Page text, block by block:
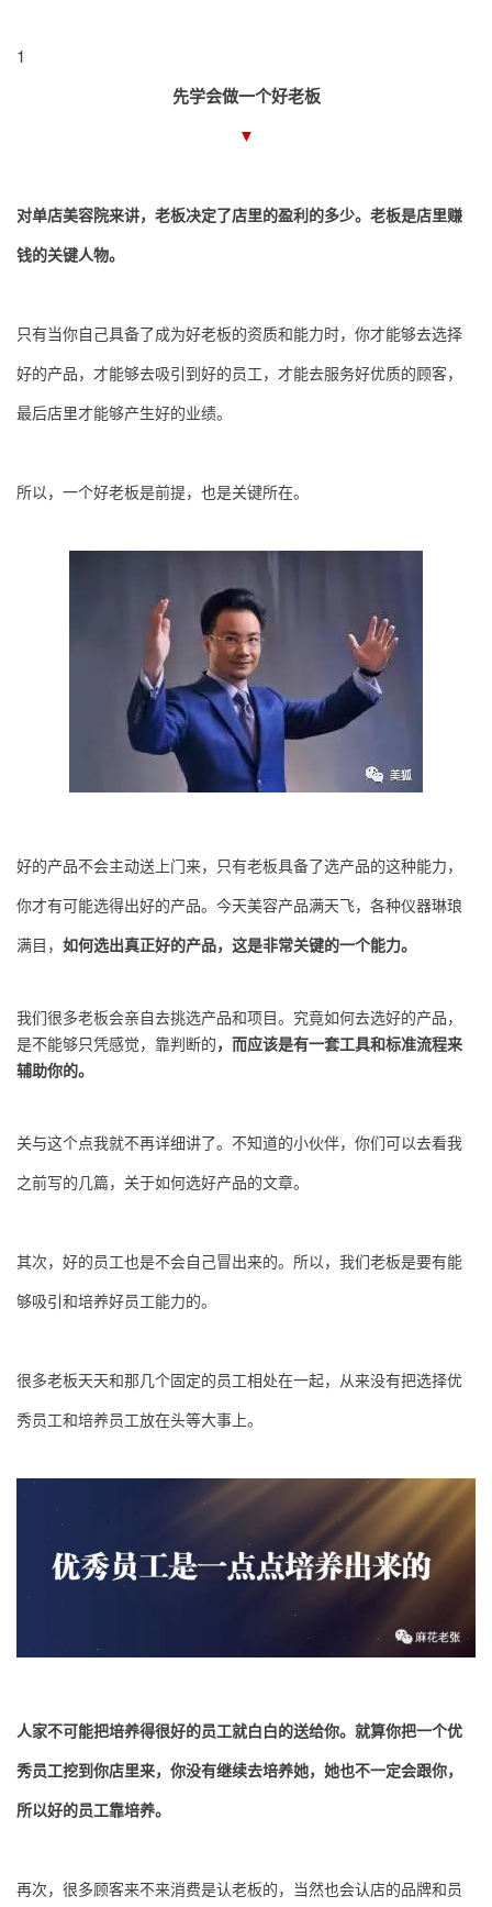
1
先学会做一个好老板
▼
对单店美容院来讲，老板决定了店里的盈利的多少。老板是店里赚
钱的关键人物。
只有当你自己具备了成为好老板的资质和能力时，你才能够去选择
好的产品，才能够去吸引到好的员工，才能去服务好优质的顾客，
最后店里才能够产生好的业绩。
所以，一个好老板是前提，也是关键所在。
好的产品不会主动送上门来，只有老板具备了选产品的这种能力，
你才有可能选得出好的产品。今天美容产品满天飞，各种仪器琳琅
满目， 如何选出真正好的产品，这是非常关键的一个能力。
我们很多老板会亲自去挑选产品和项目。究竟如何去选好的产品，
是不能够只凭感觉，靠判断的， 而应该是有一套工具和标准流程来
辅助你的。
关与这个点我就不再详细讲了。不知道的小伙伴，你们可以去看我
之前写的几篇，关于如何选好产品的文章。
其次，好的员工也是不会自己冒出来的。所以，我们老板是要有能
够吸引和培养好员工能力的。
很多老板天天和那几个固定的员工相处在一起，从来没有把选择优
秀员工和培养员工放在头等大事上。
人家不可能把培养得很好的员工就白白的送给你。就算你把一个优
秀员工挖到你店里来，你没有继续去培养她，她也不一定会跟你，
所以好的员工靠培养。
再次，很多顾客来不来消费是认老板的，当然也会认店的品牌和员